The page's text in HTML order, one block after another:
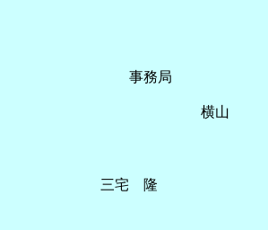
局
観察会 報告 横山
隆